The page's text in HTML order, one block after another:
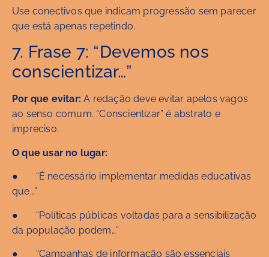
Use conectivos que indicam progressão sem parecer
que está apenas repetindo.
7. Frase 7: “Devemos nos
conscientizar…”
Por que evitar: A redação deve evitar apelos vagos
ao senso comum. “Conscientizar” é abstrato e
impreciso.
O que usar no lugar:
● “É necessário implementar medidas educativas
que…”
● “Políticas públicas voltadas para a sensibilização
da população podem…”
● “Campanhas de informação são essenciais